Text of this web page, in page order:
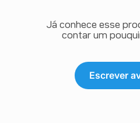
Já conhece esse
contar um
Escrever